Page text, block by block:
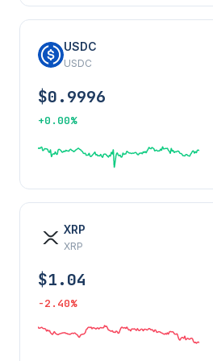
USDC
USDC
$0.9996
+0.00%
XRP
XRP
$1.04
-2.40%